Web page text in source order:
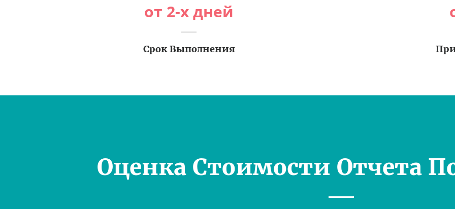
от 2-х дней
Срок Выполнения
Оценка Стоимости Отчета